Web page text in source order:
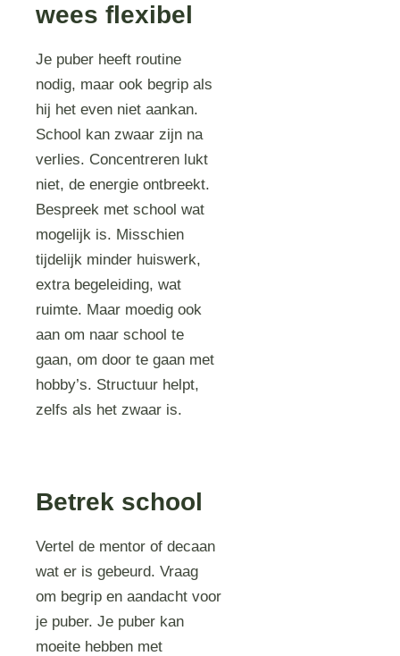
wees flexibel
Je puber heeft routine
nodig, maar ook begrip als
hij het even niet aankan.
School kan zwaar zijn na
verlies. Concentreren lukt
niet, de energie ontbreekt.
Bespreek met school wat
mogelijk is. Misschien
tijdelijk minder huiswerk,
extra begeleiding, wat
ruimte. Maar moedig ook
aan om naar school te
gaan, om door te gaan met
hobby’s. Structuur helpt,
zelfs als het zwaar is.
Betrek school
Vertel de mentor of decaan
wat er is gebeurd. Vraag
om begrip en aandacht voor
je puber. Je puber kan
moeite hebben met